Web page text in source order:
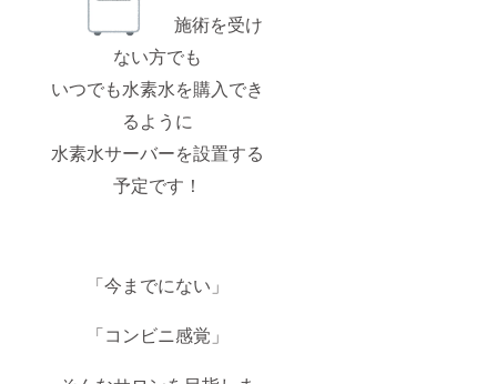
施術を受け
ない方でも
いつでも水素水を購入でき
るように
水素水サーバーを設置する
予定です！
「今までにない」
「コンビニ感覚」